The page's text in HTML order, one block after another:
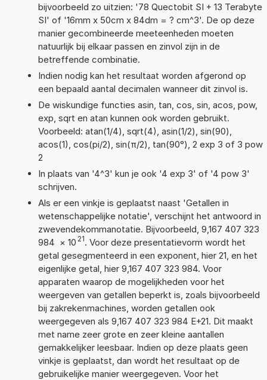
bijvoorbeeld zo uitzien: '78 Quectobit SI + 13 Terabyte
SI' of '16mm x 50cm x 84dm = ? cm^3'. De op deze
manier gecombineerde meeteenheden moeten
natuurlijk bij elkaar passen en zinvol zijn in de
betreffende combinatie.
Indien nodig kan het resultaat worden afgerond op
een bepaald aantal decimalen wanneer dit zinvol is.
De wiskundige functies asin, tan, cos, sin, acos, pow,
exp, sqrt en atan kunnen ook worden gebruikt.
Voorbeeld: atan(1/4), sqrt(4), asin(1/2), sin(90),
acos(1), cos(pi/2), sin(π/2), tan(90°), 2 exp 3 of 3 pow
2
In plaats van '4^3' kun je ook '4 exp 3' of '4 pow 3'
schrijven.
Als er een vinkje is geplaatst naast 'Getallen in
wetenschappelijke notatie', verschijnt het antwoord in
zwevendekommanotatie. Bijvoorbeeld, 9,167 407 323
984 × 10 21. Voor deze presentatievorm wordt het
getal gesegmenteerd in een exponent, hier 21, en het
eigenlijke getal, hier 9,167 407 323 984. Voor
apparaten waarop de mogelijkheden voor het
weergeven van getallen beperkt is, zoals bijvoorbeeld
bij zakrekenmachines, worden getallen ook
weergegeven als 9,167 407 323 984 E+21. Dit maakt
met name zeer grote en zeer kleine aantallen
gemakkelijker leesbaar. Indien op deze plaats geen
vinkje is geplaatst, dan wordt het resultaat op de
gebruikelijke manier weergegeven. Voor het